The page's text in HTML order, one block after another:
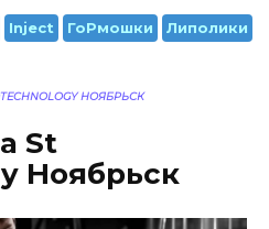
Inject ГоРмошки Липолики
НОЯБРЬСК
St
Ноябрьск